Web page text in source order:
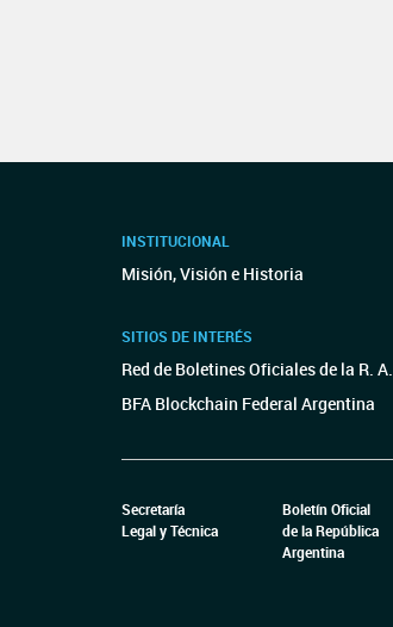
INSTITUCIONAL
Misión, Visión e Historia
SITIOS DE INTERÉS
Red de Boletines Oficiales de la R. A.
BFA Blockchain Federal Argentina
Secretaría
Legal y Técnica
Boletín Oficial
de la República
Argentina